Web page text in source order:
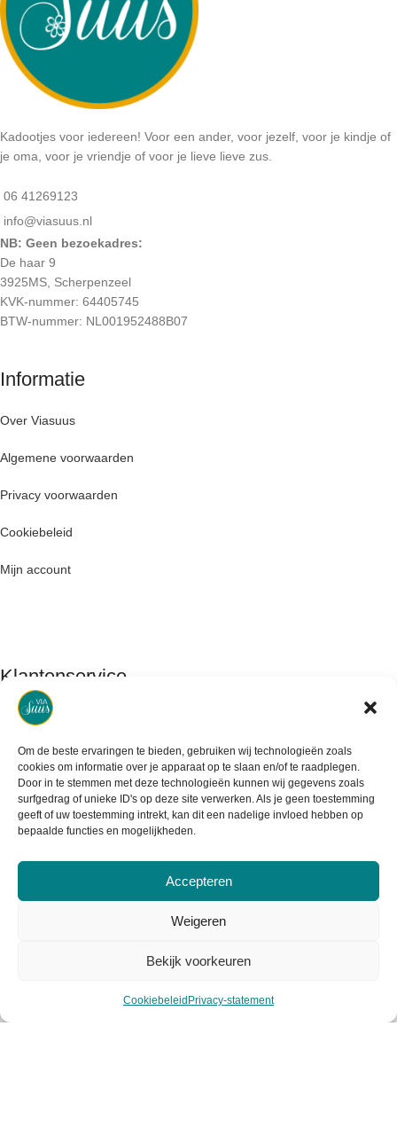
Om de beste ervaringen te bieden, gebruiken wij technologieën zoals
cookies om informatie over je apparaat op te slaan en/of te raadplegen.
Door in te stemmen met deze technologieën kunnen wij gegevens zoals
surfgedrag of unieke ID's op deze site verwerken. Als je geen toestemming
geeft of uw toestemming intrekt, kan dit een nadelige invloed hebben op
bepaalde functies en mogelijkheden.
Accepteren
Weigeren
Bekijk voorkeuren
Cookiebeleid Privacy-statement
Kadootjes voor iedereen! Voor een ander, voor jezelf, voor je kindje of
je oma, voor je vriendje of voor je lieve lieve zus.
06 41269123
info@viasuus.nl
NB: Geen bezoekadres:
De haar 9
3925MS, Scherpenzeel
KVK-nummer: 64405745
BTW-nummer: NL001952488B07
Informatie
Over Viasuus
Algemene voorwaarden
Privacy voorwaarden
Cookiebeleid
Mijn account
Klantenservice
Contact
Retourneren
Garantie & klachten
Levertijd & verzendkosten